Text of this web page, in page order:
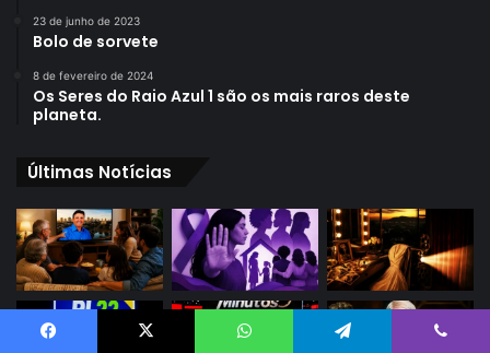
23 de junho de 2023
Bolo de sorvete
8 de fevereiro de 2024
Os Seres do Raio Azul 1 são os mais raros deste
planeta.
Últimas Notícias